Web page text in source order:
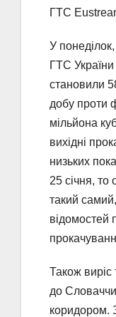
ГТС
У
ГТС України
становили
добу проти
мільйона
вихідні
низьких
25 січня, то
такий
відомостей
Також виріс
до
коридором.